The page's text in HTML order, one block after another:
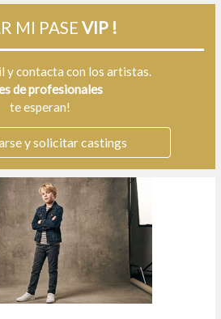
MI PASEVIP !
y contacta con los artistas.
de profesionales
te esperan!
y solicitar castings